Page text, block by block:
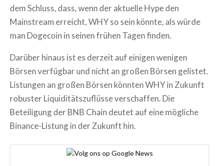
dem Schluss, dass, wenn der aktuelle Hype den
Mainstream erreicht, WHY so sein könnte, als würde
man Dogecoin in seinen frühen Tagen finden.
Darüber hinaus ist es derzeit auf einigen wenigen
Börsen verfügbar und nicht an großen Börsen gelistet.
Listungen an großen Börsen könnten WHY in Zukunft
robuster Liquiditätszuflüsse verschaffen. Die
Beteiligung der BNB Chain deutet auf eine mögliche
Binance-Listung in der Zukunft hin.